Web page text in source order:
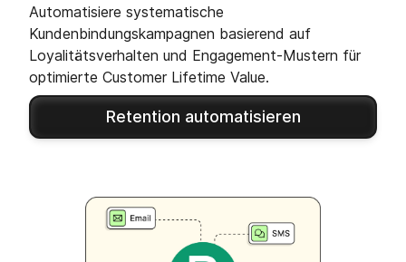
Automatisiere systematische
Kundenbindungskampagnen basierend auf
Loyalitätsverhalten und Engagement-Mustern für
optimierte Customer Lifetime Value.
Retention automatisieren